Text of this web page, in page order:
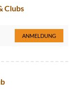
Clubs
ANMELDUNG